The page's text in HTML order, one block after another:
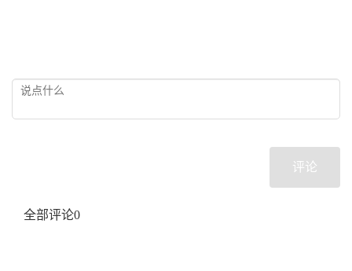
评论
全部评论0